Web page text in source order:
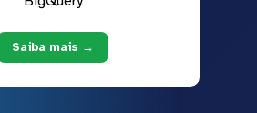
Saiba mais →